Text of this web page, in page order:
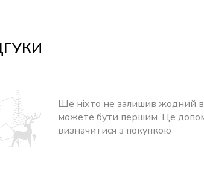
Ще ніхто не залишив жодний
можете бути першим. Це
визначитися з покупкою